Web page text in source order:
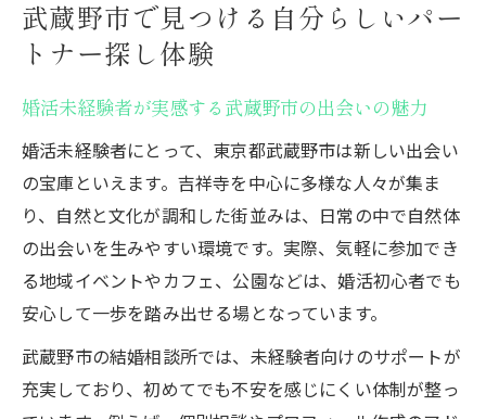
武蔵野市で見つける自分らしいパー
トナー探し体験
婚活未経験者が実感する武蔵野市の出会いの魅力
婚活未経験者にとって、東京都武蔵野市は新しい出会い
の宝庫といえます。吉祥寺を中心に多様な人々が集ま
り、自然と文化が調和した街並みは、日常の中で自然体
の出会いを生みやすい環境です。実際、気軽に参加でき
る地域イベントやカフェ、公園などは、婚活初心者でも
安心して一歩を踏み出せる場となっています。
武蔵野市の結婚相談所では、未経験者向けのサポートが
充実しており、初めてでも不安を感じにくい体制が整っ